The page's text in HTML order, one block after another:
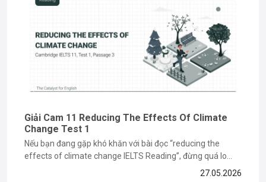
Giải Cam 11 Reducing The Effects Of Climate
Change Test 1
Nếu bạn đang gặp khó khăn với bài đọc “reducing the
effects of climate change IELTS Reading”, đừng quá lo
lắng vì đây là dạng bài dễ khiến nhiều bạn mất điểm ở phần
27.05.2026